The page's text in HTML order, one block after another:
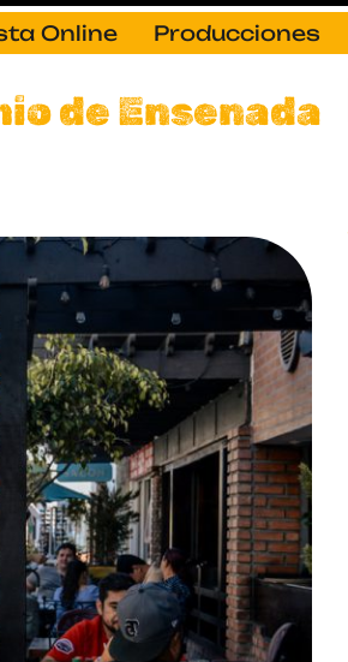
Online Producciones
de Ensenada